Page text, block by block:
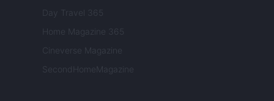
Day Travel 365
Home Magazine 365
Cineverse Magazine
SecondHomeMagazine